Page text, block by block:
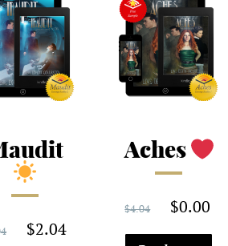
$2.04
Aches
$4.04 $0.00